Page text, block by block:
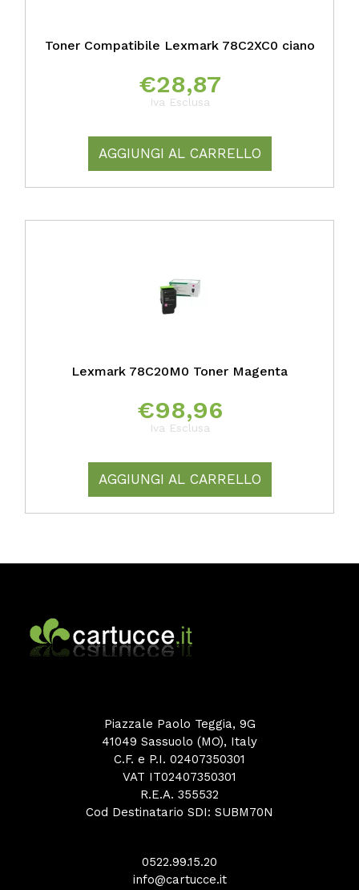
Toner Compatibile Lexmark 78C2XC0 ciano
€28,87
Iva Esclusa
AGGIUNGI AL CARRELLO
Lexmark 78C20M0 Toner Magenta
€98,96
Iva Esclusa
AGGIUNGI AL CARRELLO
Piazzale Paolo Teggia, 9G
41049 Sassuolo (MO), Italy
C.F. e P.I. 02407350301
VAT IT02407350301
R.E.A. 355532
Cod Destinatario SDI: SUBM70N
0522.99.15.20
info@cartucce.it